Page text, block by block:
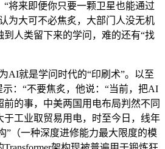
将来即便你只要一颗卫星也能通过
为大可不必焦炙，大部门人没无机
到人类留下来的学问，难的还有“找
就是学问时代的“印刷术”。以至
示：“不要焦炙，他说：“当前，把AI
的事，中美两国用电布局判然不同
工业取贸易用电，时至今日，线年
”（一种深度进修能力最大限度的模